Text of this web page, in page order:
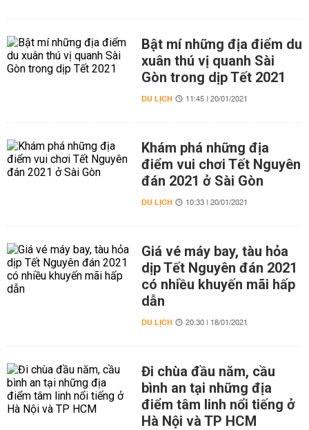
Bật mí những địa điểm du
xuân thú vị quanh Sài
Gòn trong dịp Tết 2021
DU LỊCH 11:45 | 20/01/2021
Khám phá những địa
điểm vui chơi Tết Nguyên
đán 2021 ở Sài Gòn
DU LỊCH 10:33 | 20/01/2021
Giá vé máy bay, tàu hỏa
dịp Tết Nguyên đán 2021
có nhiều khuyến mãi hấp
dẫn
DU LỊCH 20:30 | 18/01/2021
Đi chùa đầu năm, cầu
bình an tại những địa
điểm tâm linh nổi tiếng ở
Hà Nội và TP HCM